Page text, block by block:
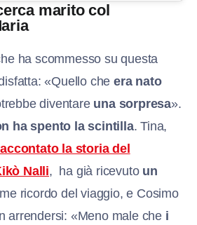
marito col
ha scommesso su questa
«Quello che era nato
diventare una sorpresa».
ha spento la scintilla. Tina,
la storia del
Nalli, ha già ricevuto un
ricordo del viaggio, e Cosimo
arrendersi: «Meno male che i